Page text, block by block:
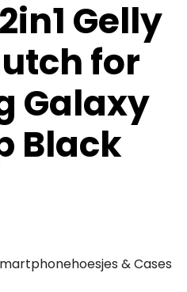
Gelly
for
Galaxy
Black
& Cases